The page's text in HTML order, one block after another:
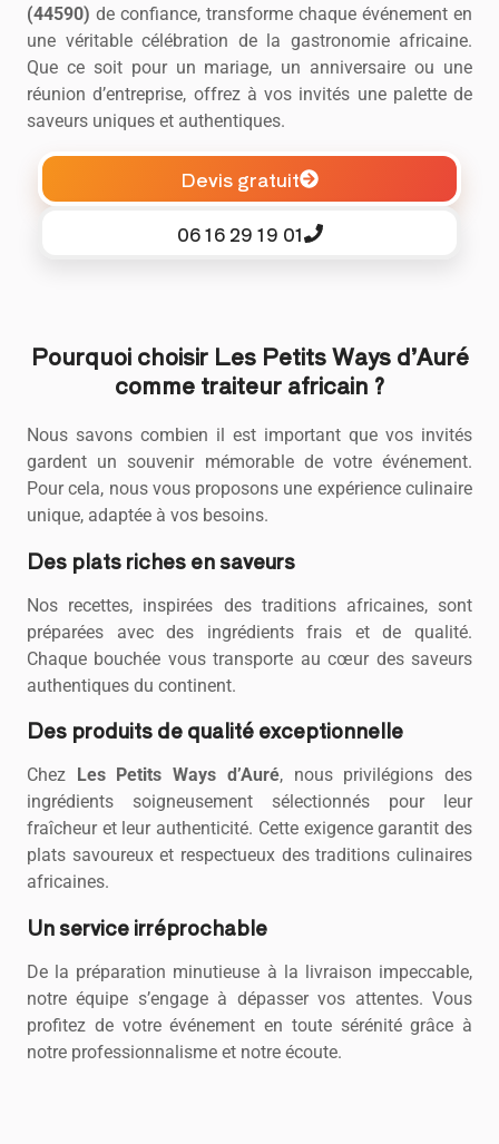
(44590) de confiance, transforme chaque événement en
une véritable célébration de la gastronomie africaine.
Que ce soit pour un mariage, un anniversaire ou une
réunion d’entreprise, offrez à vos invités une palette de
saveurs uniques et authentiques.
Devis gratuit
06 16 29 19 01
Pourquoi choisir Les Petits Ways d’Auré
comme traiteur africain ?
Nous savons combien il est important que vos invités
gardent un souvenir mémorable de votre événement.
Pour cela, nous vous proposons une expérience culinaire
unique, adaptée à vos besoins.
Des plats riches en saveurs
Nos recettes, inspirées des traditions africaines, sont
préparées avec des ingrédients frais et de qualité.
Chaque bouchée vous transporte au cœur des saveurs
authentiques du continent.
Des produits de qualité exceptionnelle
Chez Les Petits Ways d’Auré, nous privilégions des
ingrédients soigneusement sélectionnés pour leur
fraîcheur et leur authenticité. Cette exigence garantit des
plats savoureux et respectueux des traditions culinaires
africaines.
Un service irréprochable
De la préparation minutieuse à la livraison impeccable,
notre équipe s’engage à dépasser vos attentes. Vous
profitez de votre événement en toute sérénité grâce à
notre professionnalisme et notre écoute.